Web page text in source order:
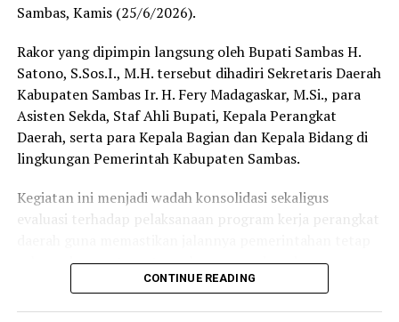
Kegiatan MTQ ke-13 Tingkat Kecamatan Tebas tersebut
diharapkan tidak hanya melahirkan qari dan qariah
terbaik, tetapi juga memperkuat ukhuwah Islamiyah
serta menumbuhkan kecintaan masyarakat terhadap Al-
Qur’an. (Red)
Sambas, Kamis (25/6/2026).
Rakor yang dipimpin langsung oleh Bupati Sambas H.
Satono, S.Sos.I., M.H. tersebut dihadiri Sekretaris Daerah
Kabupaten Sambas Ir. H. Fery Madagaskar, M.Si., para
Asisten Sekda, Staf Ahli Bupati, Kepala Perangkat
Daerah, serta para Kepala Bagian dan Kepala Bidang di
lingkungan Pemerintah Kabupaten Sambas.
Kegiatan ini menjadi wadah konsolidasi sekaligus
evaluasi terhadap pelaksanaan program kerja perangkat
selaras dengan target pembangunan daerah.
CONTINUE READING